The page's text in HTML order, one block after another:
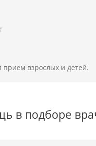
прием взрослых и детей.
в подборе